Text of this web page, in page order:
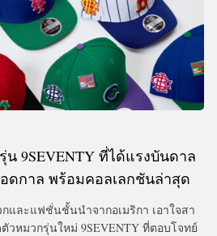
น 9SEVENTY ที่ได้แรงบันดาล
ดกาล พร้อมคอลเลกชันล่าสุด
และแฟชั่นชั้นนำจากอเมริกา เอาใจสา
หมวกรุ่นใหม่ 9SEVENTY ที่ตอบโจทย์